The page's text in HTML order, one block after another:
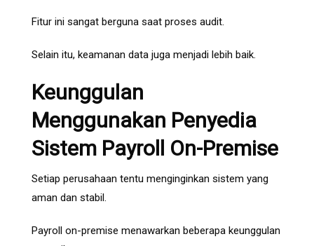
Fitur ini sangat berguna saat proses audit.
Selain itu, keamanan data juga menjadi lebih baik.
Keunggulan
Menggunakan Penyedia
Sistem Payroll On-Premise
Setiap perusahaan tentu menginginkan sistem yang
aman dan stabil.
Payroll on-premise menawarkan beberapa keunggulan